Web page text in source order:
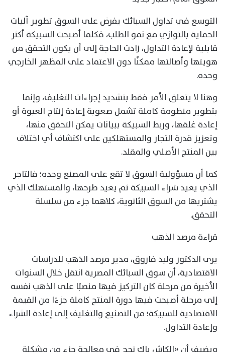
التوسع في تداول السبائك يفرض على السوق تطوير آليات
الحماية بالتوازي مع نمو الطلب، فكلما أصبحت السبيكة أكثر
قابلية لإعادة التداول، زادت الحاجة إلى أن يكون التحقق من
هويتها وأصالتها ممكنًا دون الاعتماد على المظهر الخارجي
وحده.
وهنا لا يتعلق الأمر فقط بتشديد إجراءات التغليف، وإنما
بتطوير منظومة كاملة تشمل صعوبة إعادة إنتاج العبوة أو
إعادة غلقها، وربط السبيكة ببيانات يمكن التحقق منها،
وتعزيز قدرة التجار والمستهلكين على اكتشاف أي اختلاف
بين المنتج الأصلي والمقلد.
كما أن مسؤولية السوق لا تقع على المصنع وحده؛ فالتاجر
الذي يعيد شراء السبيكة ثم يعيد طرحها، والمستهلك الذي
يشتريها من السوق الثانوية، كلاهما جزء من سلسلة
التحقق.
قراءة مرصد الذهب
يرى الدكتور وليد فاروق، مدير مرصد الذهب للدراسات
الاقتصادية، أن سوق السبائك المصرية انتقل خلال السنوات
الأخيرة من مرحلة كان التركيز فيها منصبًا على الذهب نفسه
إلى مرحلة أصبحت فيها دورة المنتج كاملة جزءًا من القيمة
الاقتصادية للسبيكة؛ من التصنيع والتغليف إلى إعادة الشراء
وإعادة التداول.